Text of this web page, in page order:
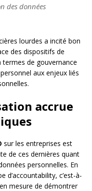
des données
lourdes a incité bon
des dispositifs de
de gouvernance
aux enjeux liés
accrue
sur les entreprises est
de ces dernières quant
personnelles. En
d’accountability, c’est-à-
mesure de démontrer